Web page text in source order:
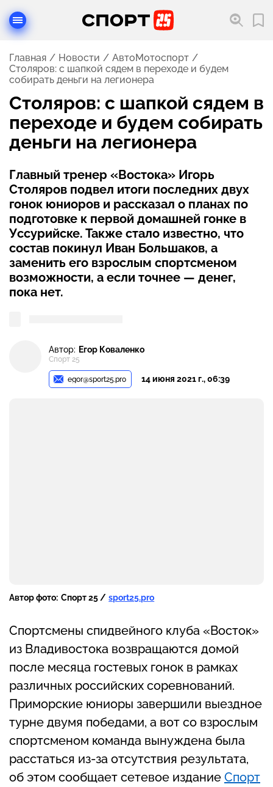
Главная Новости
АвтоМотоспорт
Столяров: с шапкой сядем в переходе и будем
собирать деньги на легионера
Столяров: с шапкой сядем в
переходе и будем собирать
деньги на легионера
Главный тренер «Востока» Игорь
Столяров подвел итоги последних двух
гонок юниоров и рассказал о планах по
подготовке к первой домашней гонке в
Уссурийске. Также стало известно, что
состав покинул Иван Большаков, а
заменить его взрослым спортсменом
возможности, а если точнее — денег,
пока нет.
Автор: Егор Коваленко
Спорт 25
egor@sport25.pro 14 июня 2021 г., 06:39
Автор фото: Спорт 25 / sport25.pro
Спортсмены спидвейного клуба «Восток»
из Владивостока возвращаются домой
после месяца гостевых гонок в рамках
различных российских соревнований.
Приморские юниоры завершили выездное
турне двумя победами, а вот со взрослым
спортсменом команда вынуждена была
расстаться из-за отсутствия результата,
об этом сообщает сетевое издание Спорт